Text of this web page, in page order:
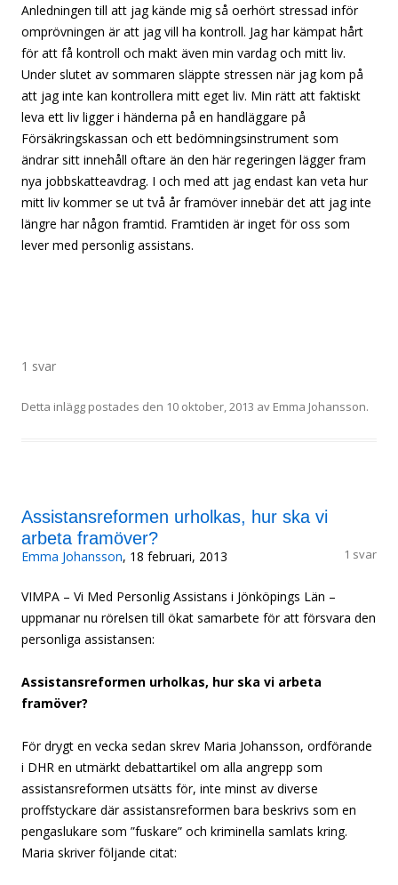
Anledningen till att jag kände mig så oerhört stressad inför
omprövningen är att jag vill ha kontroll. Jag har kämpat hårt
för att få kontroll och makt även min vardag och mitt liv.
Under slutet av sommaren släppte stressen när jag kom på
att jag inte kan kontrollera mitt eget liv. Min rätt att faktiskt
leva ett liv ligger i händerna på en handläggare på
Försäkringskassan och ett bedömningsinstrument som
ändrar sitt innehåll oftare än den här regeringen lägger fram
nya jobbskatteavdrag. I och med att jag endast kan veta hur
mitt liv kommer se ut två år framöver innebär det att jag inte
längre har någon framtid. Framtiden är inget för oss som
lever med personlig assistans.
1 svar
Detta inlägg postades den 10 oktober, 2013 av Emma Johansson.
Assistansreformen urholkas, hur ska vi
arbeta framöver?
Emma Johansson, 18 februari, 2013 1 svar
VIMPA – Vi Med Personlig Assistans i Jönköpings Län –
uppmanar nu rörelsen till ökat samarbete för att försvara den
personliga assistansen:
Assistansreformen urholkas, hur ska vi arbeta
framöver?
För drygt en vecka sedan skrev Maria Johansson, ordförande
i DHR en utmärkt debattartikel om alla angrepp som
assistansreformen utsätts för, inte minst av diverse
proffstyckare där assistansreformen bara beskrivs som en
pengaslukare som ”fuskare” och kriminella samlats kring.
Maria skriver följande citat: